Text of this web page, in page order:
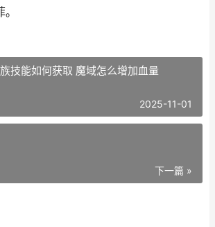
技能如何获取 魔域怎么增加血量
2025-11-01
下一篇 »